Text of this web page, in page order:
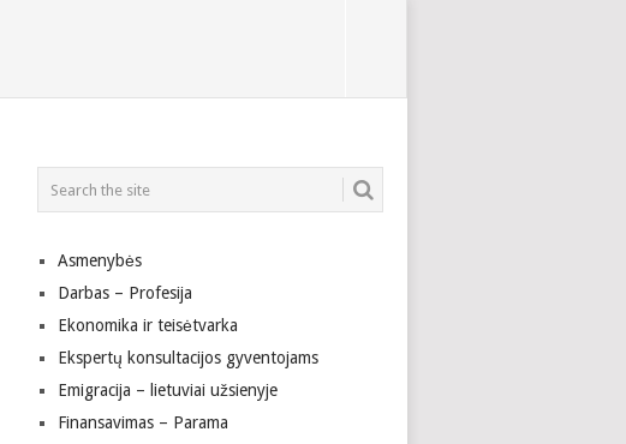
Asmenybės
Darbas – Profesija
Ekonomika ir teisėtvarka
Ekspertų konsultacijos gyventojams
Emigracija – lietuviai užsienyje
Finansavimas – Parama